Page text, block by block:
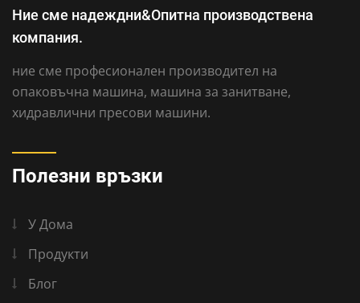
Ние сме надеждни&Опитна производствена
компания.
ние сме професионален производител на
опаковъчна машина, машина за занитване,
хидравлични пресови машини.
Полезни връзки
У Дома
Продукти
Блог